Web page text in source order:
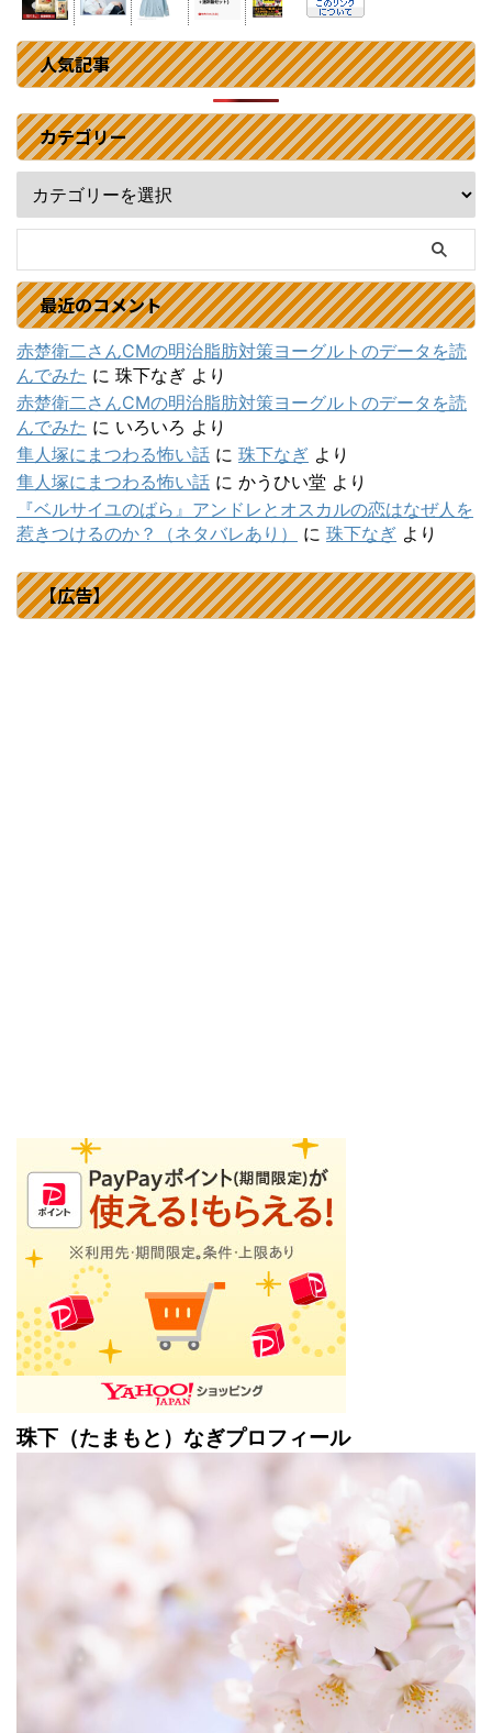
人気記事
カテゴリー
最近のコメント
赤楚衛二さんCMの明治脂肪対策ヨーグルトのデータを読
んでみた に 珠下なぎ より
赤楚衛二さんCMの明治脂肪対策ヨーグルトのデータを読
んでみた に いろいろ より
隼人塚にまつわる怖い話 に 珠下なぎ より
隼人塚にまつわる怖い話 に かうひい堂 より
『ベルサイユのばら』アンドレとオスカルの恋はなぜ人を
惹きつけるのか？（ネタバレあり）
に 珠下なぎ より
【広告】
珠下（たまもと）なぎプロフィール